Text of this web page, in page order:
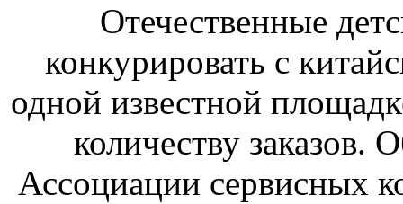
Отечественные
конкурировать с
одной известной
количеству заказов.
Ассоциации сервисных